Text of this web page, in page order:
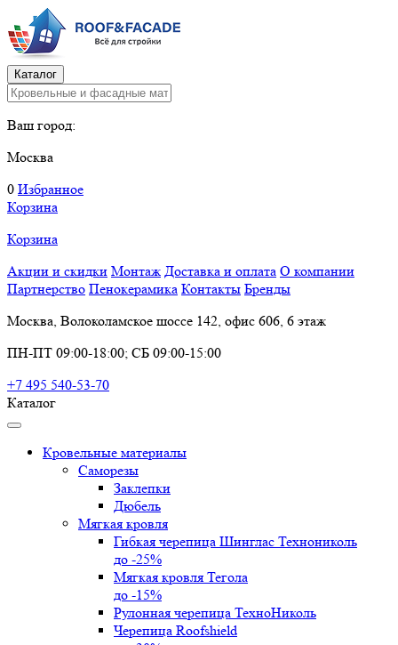
Каталог
Ваш город:
Москва
0 Избранное
Корзина
Корзина
Акции и скидки Монтаж Доставка и оплата О компании
Партнерство Пенокерамика Контакты Бренды
Москва, Волоколамское шоссе 142, офис 606, 6 этаж
ПН-ПТ 09:00-18:00; СБ 09:00-15:00
+7 495 540-53-70
Каталог
Кровельные материалы
Саморезы
Заклепки
Дюбель
Мягкая кровля
Гибкая черепица Шинглас Технониколь
до -25%
Мягкая кровля Тегола
до -15%
Рулонная черепица ТехноНиколь
Черепица Roofshield